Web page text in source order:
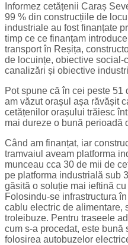
Informez cetățenii Caraș
99 % din construcțiile de
industriale au fost finanțate
timp ce ce finanțam
transport în Reșița,
de locuințe, obiective social-
canalizări și obiective
Pot spune că în cei peste
am văzut orașul așa răvășit
cetățenilor orașului trăiesc
mai dureze o bună perioadă
Când am finanțat, iar
tramvaiul aveam platforma
munceau cca 30 de mii de
pe platforma industrială sub
găsită o soluție mai ieftină
Folosindu-se infrastructura
cablu electric de alimentare,
troleibuze. Pentru traseele
cum s-a procedat, este
folosirea autobuzelor